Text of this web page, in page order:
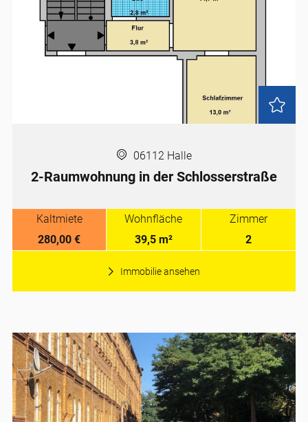
06112 Halle
2-Raumwohnung in der Schlosserstraße
Kaltmiete
280,00 €
Wohnfläche
39,5 m²
Zimmer
2
Immobilie ansehen